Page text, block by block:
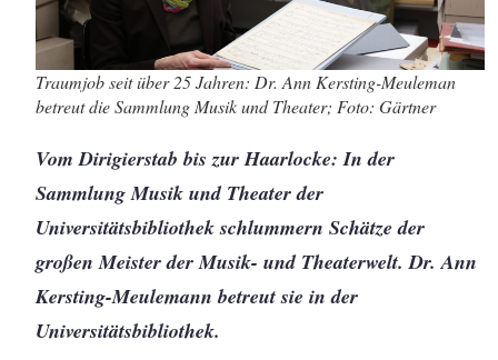
Traumjob seit über 25 Jahren: Dr. Ann Kersting-Meuleman
betreut die Sammlung Musik und Theater; Foto: Gärtner
Vom Dirigierstab bis zur Haarlocke: In der
Sammlung Musik und Theater der
Universitätsbibliothek schlummern Schätze der
großen Meister der Musik- und Theaterwelt. Dr. Ann
Kersting-Meulemann betreut sie in der
Universitätsbibliothek.